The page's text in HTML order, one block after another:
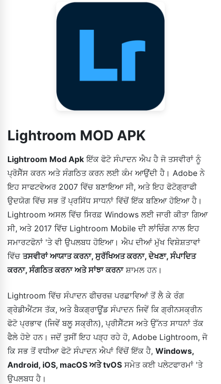
Lightroom MOD APK
Lightroom Mod Apk ਇੱਕ ਫੋਟੋ ਸੰਪਾਦਨ ਐਪ ਹੈ ਜੋ ਤਸਵੀਰਾਂ ਨੂੰ
ਪ੍ਰੋਸੈੱਸ ਕਰਨ ਅਤੇ ਸੰਗਠਿਤ ਕਰਨ ਲਈ ਕੰਮ ਆਉਂਦੀ ਹੈ। Adobe ਨੇ
ਇਹ ਸਾਫਟਵੇਅਰ 2007 ਵਿੱਚ ਬਣਾਇਆ ਸੀ, ਅਤੇ ਇਹ ਫੋਟੋਗ੍ਰਾਫੀ
ਉਦਯੋਗ ਵਿੱਚ ਸਭ ਤੋਂ ਪ੍ਰਸਿੱਧ ਸਾਧਨਾਂ ਵਿੱਚੋਂ ਇੱਕ ਬਣਿਆ ਹੋਇਆ ਹੈ।
Lightroom ਅਸਲ ਵਿੱਚ ਸਿਰਫ਼ Windows ਲਈ ਜਾਰੀ ਕੀਤਾ ਗਿਆ
ਸੀ, ਅਤੇ 2017 ਵਿੱਚ Lightroom Mobile ਦੀ ਲਾਂਚਿੰਗ ਨਾਲ ਇਹ
ਸਮਾਰਟਫੋਨਾਂ 'ਤੇ ਵੀ ਉਪਲਬਧ ਹੋਇਆ। ਐਪ ਦੀਆਂ ਮੁੱਖ ਵਿਸ਼ੇਸ਼ਤਾਵਾਂ
ਵਿੱਚ ਤਸਵੀਰਾਂ ਆਯਾਤ ਕਰਨਾ, ਸੁਰੱਖਿਅਤ ਕਰਨਾ, ਦੇਖਣਾ, ਸੰਪਾਦਿਤ
ਕਰਨਾ, ਸੰਗਠਿਤ ਕਰਨਾ ਅਤੇ ਸਾਂਝਾ ਕਰਨਾਸ਼ਾਮਲ ਹਨ।
Lightroom ਵਿੱਚ ਸੰਪਾਦਨ ਫੀਚਰਜ਼ ਪਰਛਾਵਿਆਂ ਤੋਂ ਲੈ ਕੇ ਰੰਗ
ਗ੍ਰੇਡੀਐਂਟਸ ਤੱਕ, ਅਤੇ ਬੈਕਗ੍ਰਾਊਂਡ ਸੰਪਾਦਨ ਜਿਵੇਂ ਕਿ ਗ੍ਰੀਨਸਕ੍ਰੀਨ
ਫੋਟੋ ਪ੍ਰਭਾਵ (ਜਿਵੇਂ ਬਲੂ ਸਕ੍ਰੀਨ), ਪ੍ਰੀਸੈੱਟਸ ਅਤੇ ਉੱਨਤ ਸਾਧਨਾਂ ਤੱਕ
ਫੈਲੇ ਹੋਏ ਹਨ। ਜਦੋਂ ਤੁਸੀਂ ਇਹ ਪੜ੍ਹ ਰਹੇ ਹੋ, Adobe Lightroom, ਜੋ
ਕਿ ਸਭ ਤੋਂ ਵਧੀਆ ਫੋਟੋ ਸੰਪਾਦਨ ਐਪਾਂ ਵਿੱਚੋਂ ਇੱਕ ਹੈ, Windows,
Android, iOS, macOS ਅਤੇ tvOS ਸਮੇਤ ਕਈ ਪਲੇਟਫਾਰਮਾਂ 'ਤੇ
ਉਪਲਬਧ ਹੈ।